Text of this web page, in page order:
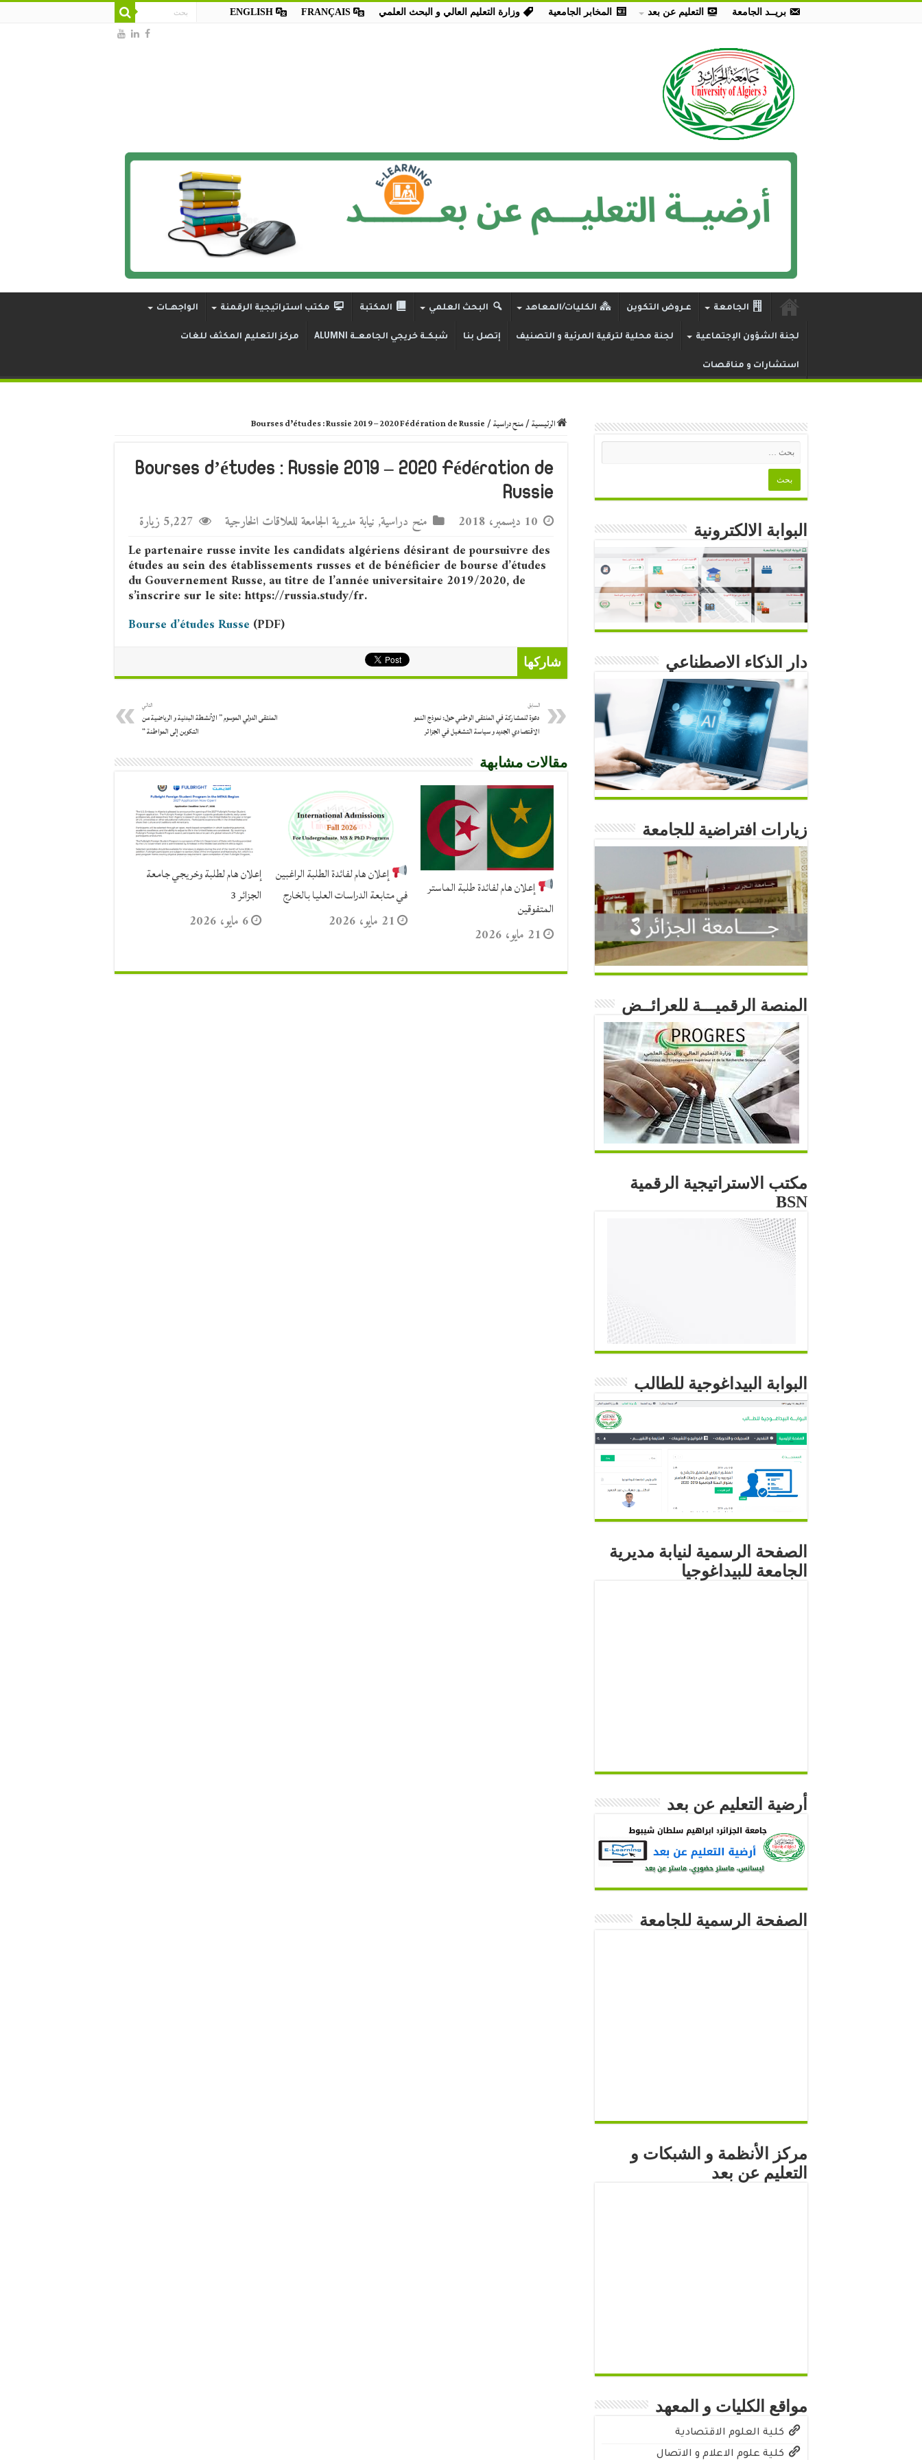
بريــد الجامعة التعليم عن بعد المخابر الجامعية وزارة التعليم العالي و البحث العلمي FRANÇAIS
ENGLISH
الجامعة عـروض التكوين الكليات/المعاهد البحث العلمي المكتبة مكتب استراتيجية الرقمنة الواجهــات
لجنة الشؤون الإجتماعية لجنة محلية لترقية المرئية و التصنيف إتصل بنا شبكــة خريجي الجامعــة ALUMNI مركز التعليم المكثف للغات
استشارات و مناقصات
الرئيسية/منح دراسية/
Bourses d’études : Russie 2019 – 2020 Fédération de Russie
Bourses d’études : Russie 2019 – 2020 Fédération de
Russie
10 ديسمبر، 2018 منح دراسية, نيابة مديرية الجامعة للعلاقات الخارجية
5,227 زيارة
Le partenaire russe invite les candidats algériens désirant de poursuivre des
études au sein des établissements russes et de bénéficier de bourse d’études
du Gouvernement Russe, au titre de l’année universitaire 2019/2020, de
s’inscrire sur le site: https://russia.study/fr.
Bourse d’études Russe (PDF)
شاركها
السابق
دعوة للمشاركة في الملتقى الوطني حول: نموذج النمو
الاقتصادي الجديد و سياسة التشغيل في الجزائر
التالي
الملتقى الدولي الموسوم ” الأنشطة البدنية و الرياضية من
التكوين إلى المواطنة “
مقالات مشابهة
إعلان هام لفائدة طلبة الماستر
المتفوقين
21 مايو، 2026
إعلان هام لفائدة الطلبة الراغبين
في متابعة الدراسات العليا بالخارج
21 مايو، 2026
إعلان هام لطلبة وخريجي جامعة
الجزائر 3
6 مايو، 2026
البوابة الالكترونية
دار الذكاء الاصطناعي
زيارات افتراضية للجامعة
المنصة الرقميـــة للعرائــض
مكتب الاستراتيجية الرقمية
BSN
البوابة البيداغوجية للطالب
الصفحة الرسمية لنيابة مديرية
الجامعة للبيداغوجيا
أرضية التعليم عن بعد
الصفحة الرسمية للجامعة
مركز الأنظمة و الشبكات و
التعليم عن بعد
مواقع الكليات و المعهد
كلية العلوم الاقتصادية
كلية علوم الاعلام و الاتصال